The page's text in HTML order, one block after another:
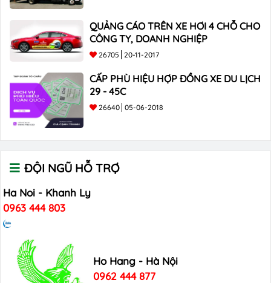
QUẢNG CÁO TRÊN XE HƠI 4 CHỖ CHO
CÔNG TY, DOANH NGHIỆP
26705 20-11-2017
CẤP PHÙ HIỆU HỢP ĐỒNG XE DU LỊCH
29 - 45C
26640 05-06-2018
ĐỘI NGŨ HỖ TRỢ
Ha Noi - Khanh Ly
0963 444 803
Ho Hang - Hà Nội
0962 444 877